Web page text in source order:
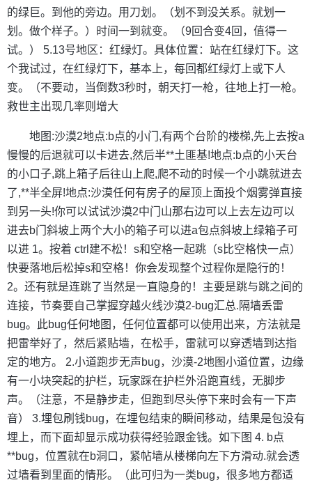
的绿巨。到他的旁边。用刀划。（划不到没关系。就划一
划。做个样子。）时间一到就变。（9回合变4回，值得一
试。） 5.13号地区：红绿灯。具体位置：站在红绿灯下。这
个我试过，在红绿灯下，基本上，每回都红绿灯上或下人
变。（不要动，当倒数3秒时，朝天打一枪，往地上打一枪。
救世主出现几率则增大
地图:沙漠2地点:b点的小门,有两个台阶的楼梯,先上去按a
慢慢的后退就可以卡进去,然后半**土匪基!地点:b点的小天台
的小口子,跳上箱子后往山上爬,爬不动的时候一个小跳就进去
了,**半全屏!地点:沙漠任何有房子的屋顶上面投个烟雾弹直接
到另一头!你可以试试沙漠2中门山那右边可以上去左边可以
进去b门斜坡上两个大小的箱子可以进a包点斜坡上绿箱子可
以进 1。按着 ctrl建不松！s和空格一起跳（s比空格快一点）
快要落地后松掉s和空格！你会发现整个过程你是隐行的！
2。还有就是连跳了当然是一直隐身的！主要是跳与跳之间的
连接，节奏要自己掌握穿越火线沙漠2-bug汇总.隔墙丢雷
bug。此bug任何地图，任何位置都可以使用出来，方法就是
把雷举好了，然后紧贴墙，在松手，雷就可以穿透墙到达指
定的地方。 2.小道跑步无声bug，沙漠-2地图小道位置，边缘
有一小块突起的护栏，玩家踩在护栏外沿跑直线，无脚步
声。（注意，不是静步走，但跑到尽头停下来时会有一下声
音） 3.埋包刷钱bug，在埋包结束的瞬间移动，结果是包没有
埋上，而下面却显示成功获得经验跟金钱。如下图 4. b点
**bug，位置就在b洞口，紧帖墙从楼梯向左下方滑动.就会透
过墙看到里面的情形。（此可归为一类bug，很多地方都适